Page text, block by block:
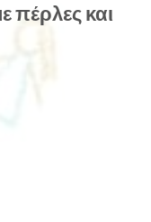
πέρλες και